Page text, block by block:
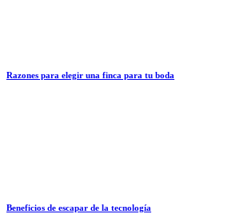
Razones para elegir una finca para tu boda
Beneficios de escapar de la tecnología